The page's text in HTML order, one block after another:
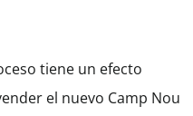
tiene un efecto
el nuevo Camp Nou